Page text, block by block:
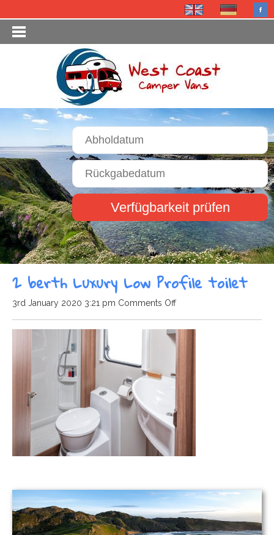
Verfügbarkeit prüfen
2 berth Luxury Low Profile toilet
3rd January 2020 3:21 pm Comments Offon
2
berth
Profile